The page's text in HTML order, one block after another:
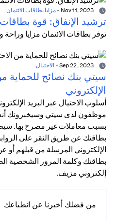
- مزايا بطاقات الائتمان
ترشيد الإنفاق: قوة بطاقات
توفر بطاقات الائتمان مزايا وراحة
- الاحتيال
سيتي بنك نصائح للحماية
الإلكتروني
أسلوب الاحتيال عبر البريد
موظفون لدى سيتي وسيخبرونك أنه
بسبب معاملات غير مصرح بها.
بطاقتك عن طريق النقر على
الإلكتروني المرسلة من قبلهم
بطاقتك وكلمة المرور الشخصية
إلكتروني مزيف.
من فضلك أخبرنا عن انطباعك